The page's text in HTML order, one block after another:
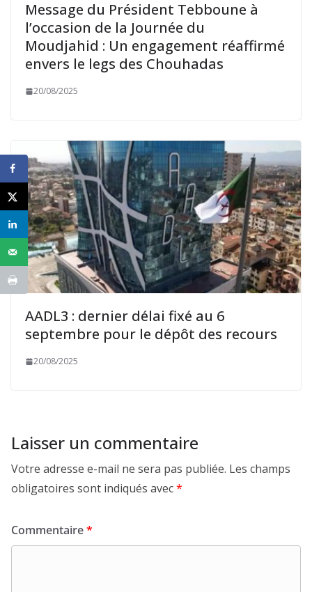
Message du Président Tebboune à
l’occasion de la Journée du
Moudjahid : Un engagement réaffirmé
envers le legs des Chouhadas
20/08/2025
AADL3 : dernier délai fixé au 6
septembre pour le dépôt des recours
20/08/2025
Laisser un commentaire
Votre adresse e-mail ne sera pas publiée. Les champs
obligatoires sont indiqués avec*
Commentaire*